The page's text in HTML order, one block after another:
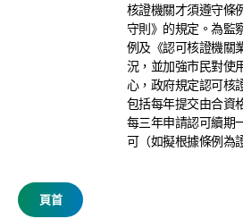
核證機關才須遵守條
守則》的規定。為監
例及《認可核證機關
況，並加強市民對使
心，政府規定認可核
包括每年提交由合資
每三年申請認可續期
可（如擬根據條例為
頁首